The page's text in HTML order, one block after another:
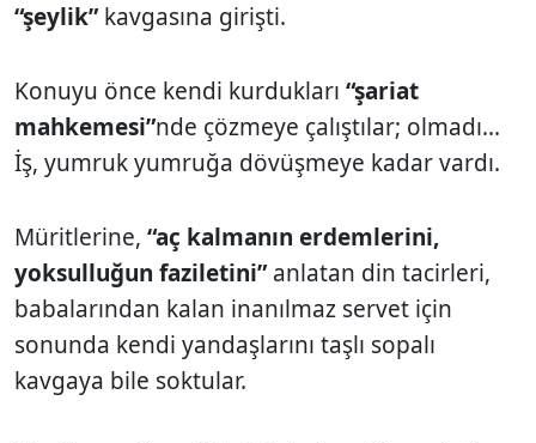
“şeylik”kavgasına girişti.
Konuyu önce kendi kurdukları “şariat
mahkemesi”nde çözmeye çalıştılar; olmadı...
İş, yumruk yumruğa dövüşmeye kadar vardı.
Müritlerine, “aç kalmanın erdemlerini,
yoksulluğun faziletini”anlatan din tacirleri,
babalarından kalan inanılmaz servet için
sonunda kendi yandaşlarını taşlı sopalı
kavgaya bile soktular.